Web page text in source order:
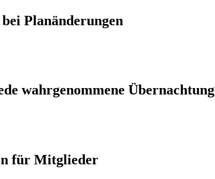
Planänderungen
wahrgenommene Übernachtung
für Mitglieder